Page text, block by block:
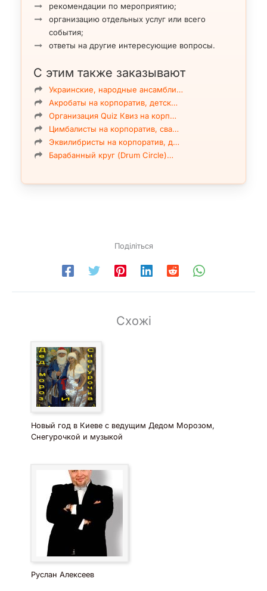
рекомендации по мероприятию;
организацию отдельных услуг или всего
события;
ответы на другие интересующие вопросы.
С этим также заказывают
Украинские, народные ансамбли…
Акробаты на корпоратив, детск…
Организация Quiz Квиз на корп…
Цимбалисты на корпоратив, сва…
Эквилибристы на корпоратив, д…
Барабанный круг (Drum Circle)…
Поділіться
Схожі
Новый год в Киеве с ведущим Дедом Морозом,
Снегурочкой и музыкой
Руслан Алексеев